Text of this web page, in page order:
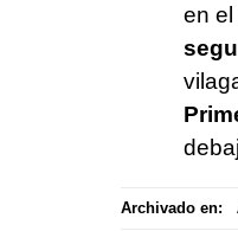
en
Archivado en: